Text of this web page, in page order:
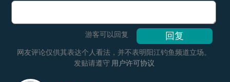
游客可以回复
网友评论仅供其表达个人看法，并不表明阳江钓鱼频道立场。
发贴请遵守 用户许可协议